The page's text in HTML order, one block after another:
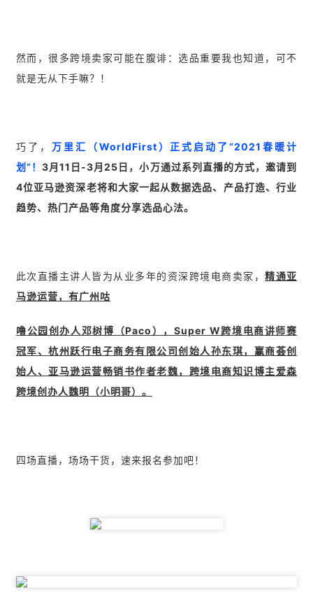
然而，很多跨境卖家可能在腹诽：选品重要我也知道，可不
就是无从下手嘛？！
巧了， 万里汇（WorldFirst）正式启动了“2021春暖计
划”！3月11日-3月25日，小万通过系列直播的方式，邀请到
4位亚马逊资深老将和大家一起从数据选品、产品打造、行业
趋势、热门产品等角度分享选品心法。
此次直播主讲人皆为从业多年的资深跨境电商卖家，精通亚
马逊运营，有广州咕
噜公园创办人邓树博（Paco），Super W跨境电商讲师赛
冠军、杭州跃行电子商务有限公司创始人孙东琪，赢商荟创
始人、亚马逊运营畅销书作者老魏，跨境电商知识博主爱森
跨境创办人魏明（小明哥）。
四场直播，场场干货，速来报名参加吧！